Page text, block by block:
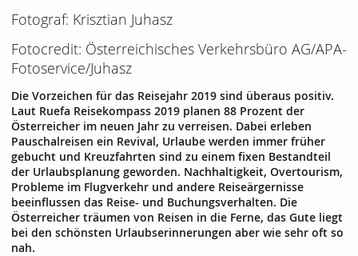
Fotograf: Krisztian Juhasz
Fotocredit: Österreichisches Verkehrsbüro AG/APA-
Fotoservice/Juhasz
Die Vorzeichen für das Reisejahr 2019 sind überaus positiv.
Laut Ruefa Reisekompass 2019 planen 88 Prozent der
Österreicher im neuen Jahr zu verreisen. Dabei erleben
Pauschalreisen ein Revival, Urlaube werden immer früher
gebucht und Kreuzfahrten sind zu einem fixen Bestandteil
der Urlaubsplanung geworden. Nachhaltigkeit, Overtourism,
Probleme im Flugverkehr und andere Reiseärgernisse
beeinflussen das Reise- und Buchungsverhalten. Die
Österreicher träumen von Reisen in die Ferne, das Gute liegt
bei den schönsten Urlaubserinnerungen aber wie sehr oft so
nah.